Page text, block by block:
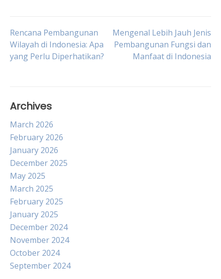
Post
navigation
Rencana Pembangunan
Wilayah di Indonesia: Apa
yang Perlu Diperhatikan?
Mengenal Lebih Jauh Jenis
Pembangunan Fungsi dan
Manfaat di Indonesia
Archives
March 2026
February 2026
January 2026
December 2025
May 2025
March 2025
February 2025
January 2025
December 2024
November 2024
October 2024
September 2024